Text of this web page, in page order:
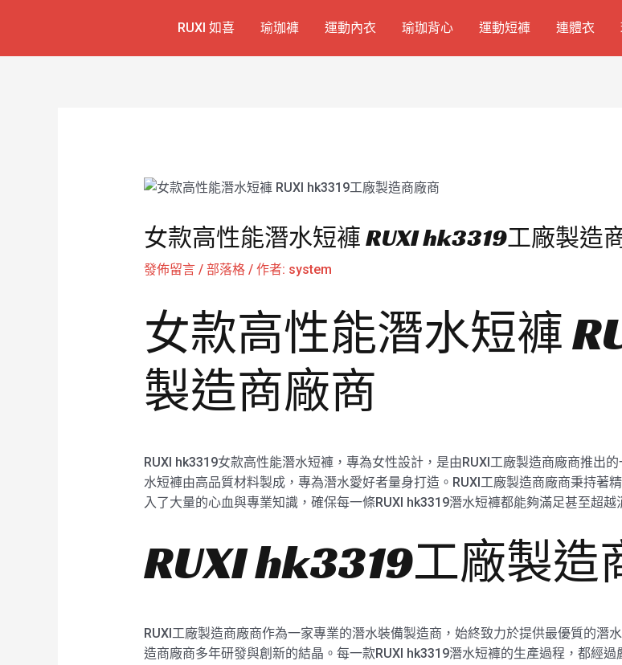
RUXI 如喜 瑜珈褲 運動內衣 瑜珈背心 運動短褲 連體衣
女款高性能潛水短褲 RUXI hk3319工廠製造
發佈留言 / 部落格/ 作者: system
女款高性能潛水短褲
製造商廠商
RUXI hk3319女款高性能潛水短褲，專為女性設計，是由RUXI工廠製造商廠商推出
水短褲由高品質材料製成，專為潛水愛好者量身打造。RUXI工廠製造商廠商秉持著
入了大量的心血與專業知識，確保每一條RUXI hk3319潛水短褲都能夠滿足甚至超越
RUXI hk3319工廠製造
RUXI工廠製造商廠商作為一家專業的潛水裝備製造商，始終致力於提供最優質的潛
造商廠商多年研發與創新的結晶。每一款RUXI hk3319潛水短褲的生產過程，都經